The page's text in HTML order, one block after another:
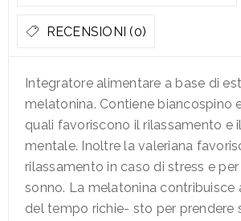
RECENSIONI (0)
Integratore alimentare a base di
melatonina. Contiene biancospino
quali favoriscono il rilassamento e
mentale. Inoltre la valeriana
rilassamento in caso di stress e
sonno. La melatonina contribuisce
del tempo richie- sto per prendere